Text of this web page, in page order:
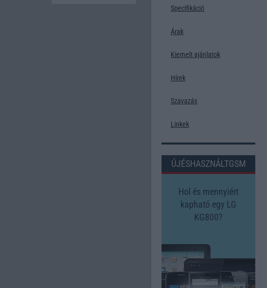
Specifikáció
Árak
Kiemelt ajánlatok
Hírek
Szavazás
Linkek
ÚJÉSHASZNÁLTGSM
Hol és mennyiért
kapható egy LG
KG800?